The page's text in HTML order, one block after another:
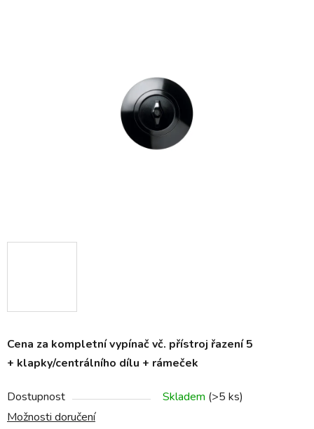
Cena za kompletní vypínač vč. přístroj řazení 5
+ klapky/centrálního dílu + rámeček
Dostupnost Skladem (>5 ks)
Možnosti doručení